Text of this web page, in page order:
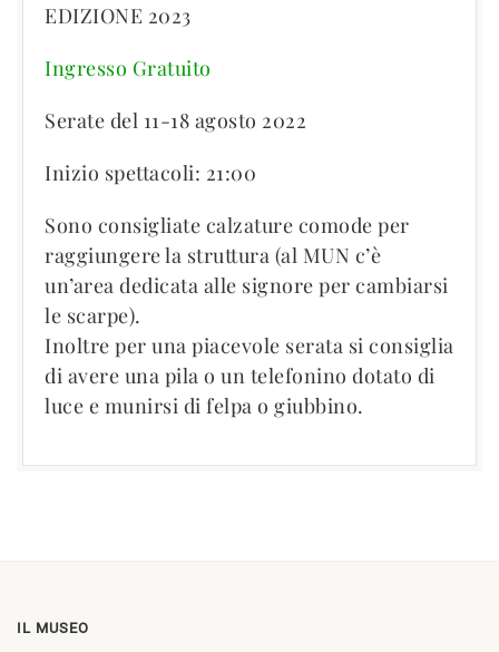
EDIZIONE 2023
Ingresso Gratuito
Serate del 11-18 agosto 2022
Inizio spettacoli: 21:00
Sono consigliate calzature comode per
raggiungere la struttura (al MUN c’è
un’area dedicata alle signore per cambiarsi
le scarpe).
Inoltre per una piacevole serata si consiglia
di avere una pila o un telefonino dotato di
luce e munirsi di felpa o giubbino.
IL MUSEO